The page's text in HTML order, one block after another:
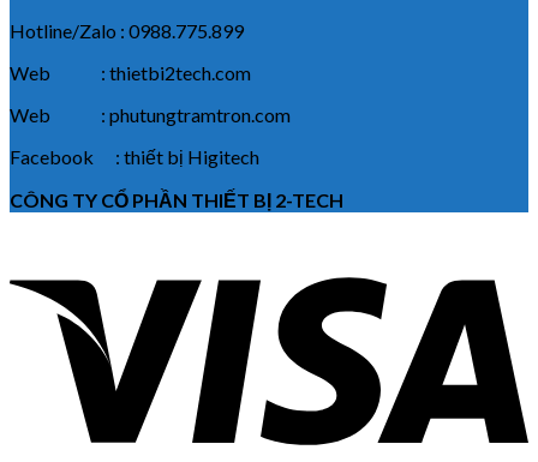
Hotline/Zalo : 0988.775.899
Web : thietbi2tech.com
Web : phutungtramtron.com
Facebook : thiết bị Higitech
CÔNG TY CỔ PHẦN THIẾT BỊ 2-TECH